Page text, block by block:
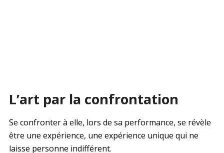
L’art par la confrontation
Se confronter à elle, lors de sa performance, se révèle
être une expérience, une expérience unique qui ne
laisse personne indifférent.